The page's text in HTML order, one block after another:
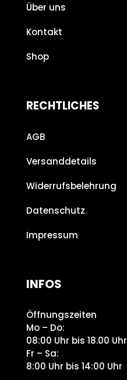
Über uns
Kontakt
Shop
RECHTLICHES
AGB
Versanddetails
Widerrufsbelehrung
Datenschutz
Impressum
INFOS
Öffnungszeiten
Mo – Do:
08:00 Uhr bis 18.00 Uhr
Fr – Sa:
8:00 Uhr bis 14:00 Uhr